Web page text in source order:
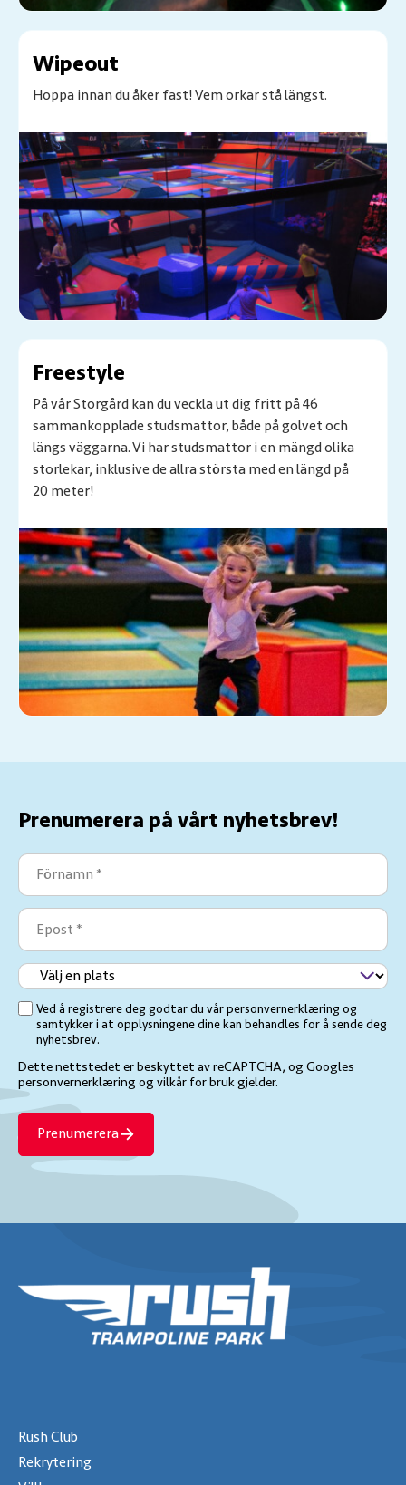
Wipeout
Hoppa innan du åker fast! Vem orkar stå längst.
Freestyle
På vår Storgård kan du veckla ut dig fritt på 46
sammankopplade studsmattor, både på golvet och
längs väggarna. Vi har studsmattor i en mängd olika
storlekar, inklusive de allra största med en längd på
20 meter!
Prenumerera på vårt nyhetsbrev!
Förnamn
Epost
(Obligatoriskt)
Vælg
en
placering
(Obligatoriskt)
Ved å registrere deg godtar du vår personvernerklæring og
samtykker i at opplysningene dine kan behandles for å sende deg
nyhetsbrev.
Dette nettstedet er beskyttet av reCAPTCHA, og Googles
personvernerklæring og vilkår for brukgjelder.
Prenumerera
Rush Club
Rekrytering